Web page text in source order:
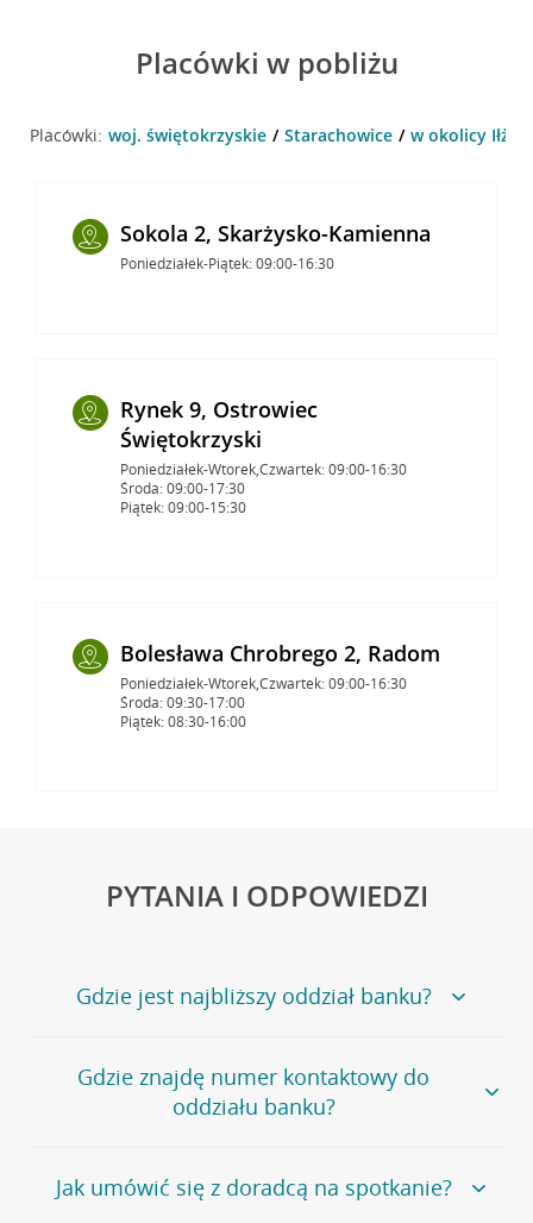
Placówki w pobliżu
Placówki: woj. świętokrzyskie Starachowice w okolicy
Sokola 2, Skarżysko-Kamienna
Poniedziałek-Piątek: 09:00-16:30
Rynek 9, Ostrowiec
Świętokrzyski
Poniedziałek-Wtorek,Czwartek: 09:00-16:30
Środa: 09:00-17:30
Piątek: 09:00-15:30
Bolesława Chrobrego 2, Radom
Poniedziałek-Wtorek,Czwartek: 09:00-16:30
Środa: 09:30-17:00
Piątek: 08:30-16:00
PYTANIA I ODPOWIEDZI
Gdzie jest najbliższy oddział banku?
Jeśli szukasz oddziału naszego banku, zapraszamy na
stronęPlacówki i bankomaty, na której znajduje się
wygodna wyszukiwarka.
oddziałów
Gdzie znajdę numer kontaktowy do
oddziału banku?
Bank Credit Agricole nie udostępnia ogólnego numeru
telefonu do placówki bankowej.
Jak umówić się z doradcą na spotkanie?